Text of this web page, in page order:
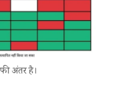
अंतर है।​